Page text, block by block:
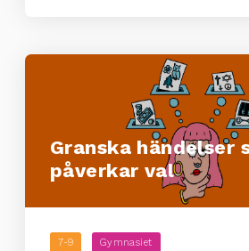
Granska händelser
påverkar val
7-9 Gymnasiet